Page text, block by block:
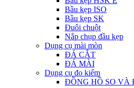
Bầu kẹp ISO
Bầu kẹp SK
Đuôi chuột
Nắp chụp đầu kẹp
Dụng cụ mài mòn
ĐÁ CẮT
ĐÁ MÀI
Dụng cụ đo kiểm
ĐỒNG HỒ SO VÀ